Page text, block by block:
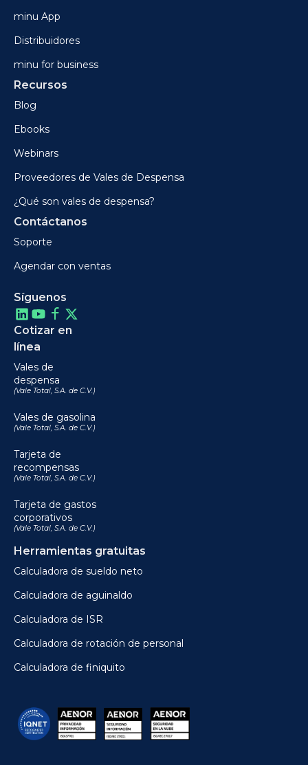
minu App
Distribuidores
minu for business
Recursos
Blog
Ebooks
Webinars
Proveedores de Vales de Despensa
¿Qué son vales de despensa?
Contáctanos
Soporte
Agendar con ventas
Síguenos
Cotizar en
línea
Vales de
despensa
(Vale Total, S.A. de C.V.)
Vales de gasolina
(Vale Total, S.A. de C.V.)
Tarjeta de
recompensas
(Vale Total, S.A. de C.V.)
Tarjeta de gastos
corporativos
(Vale Total, S.A. de C.V.)
Herramientas gratuitas
Calculadora de sueldo neto
Calculadora de aguinaldo
Calculadora de ISR
Calculadora de rotación de personal
Calculadora de finiquito